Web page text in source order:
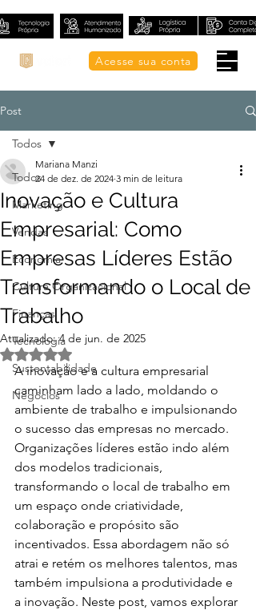
Acesse sua conta
Post
Todos
Marketing
Vendas
Economia
Cultura Organizacional
Finanças
Tecnologia
Sustentabilidade
Negócios
Todos
Inovação e Cultura
Empresarial: Como
Empresas Líderes Estão
Transformando o Local de
Trabalho
Mariana Manzi
24 de dez. de 2024 3 min de leitura
Atualizado:4 de jun. de 2025
Avaliado com NaN de 5 estrelas.
A inovação e a cultura empresarial
caminham lado a lado, moldando o
ambiente de trabalho e impulsionando
o sucesso das empresas no mercado.
Organizações líderes estão indo além
dos modelos tradicionais,
transformando o local de trabalho em
um espaço onde criatividade,
colaboração e propósito são
incentivados. Essa abordagem não só
atrai e retém os melhores talentos, mas
também impulsiona a produtividade e
a inovação. Neste post, vamos explorar